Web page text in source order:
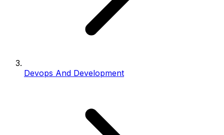
Devops And Development